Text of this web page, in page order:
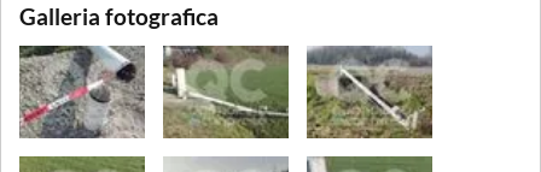
Galleria fotografica